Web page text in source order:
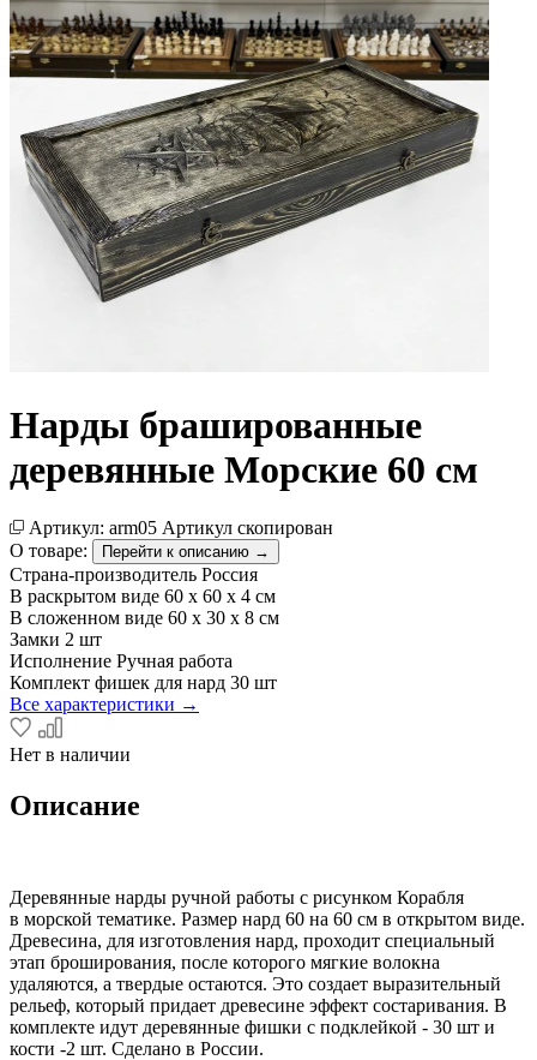
Нарды брашированные
деревянные Морские 60 см
Артикул: arm05 Артикул скопирован
О товаре:
Перейти к описанию →
Страна-производитель Россия
В раскрытом виде 60 x 60 x 4 см
В сложенном виде 60 х 30 х 8 см
Замки 2 шт
Исполнение Ручная работа
Комплект фишек для нард 30 шт
Все характеристики →
Нет в наличии
Описание
​Деревянные нарды ручной работы с рисунком Корабля
в морской тематике. Размер нард 60 на 60 см в открытом виде.
Древесина, для изготовления нард, проходит специальный
этап броширования, после которого мягкие волокна
удаляются, а твердые остаются. Это создает выразительный
рельеф, который придает древесине эффект состаривания. В
комплекте идут деревянные фишки с подклейкой - 30 шт и
кости -2 шт. Сделано в России.